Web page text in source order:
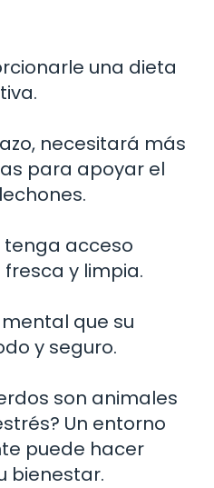
una dieta
necesitará más
para apoyar el
acceso
y limpia.
que su
y seguro.
son animales
Un entorno
puede hacer
bienestar.